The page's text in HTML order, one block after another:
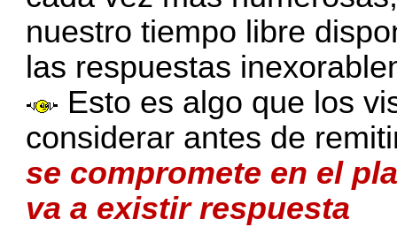
nuestro tiempo libre
las respuestas
Esto es algo que los
considerar antes de
se compromete en el
va a existir respuesta